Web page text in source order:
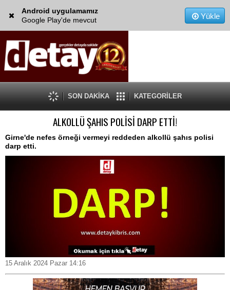
Android uygulamamız
Google Play'de mevcut
Yükle
SON DAKİKA KATEGORİLER
ALKOLLÜ ŞAHIS POLİSİ DARP ETTİ!
Girne'de nefes örneği vermeyi reddeden alkollü şahıs polisi
darp etti.
15 Aralık 2024 Pazar 14:16